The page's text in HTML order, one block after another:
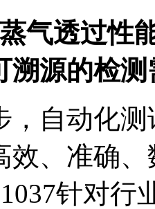
气透过性
溯源的检测
，自动化
效、准确
针对